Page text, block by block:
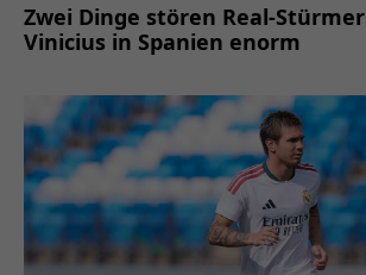
Zwei Dinge stören Real-Stürmer
Vinicius in Spanien enorm